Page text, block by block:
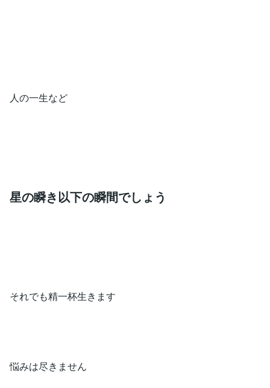
人の一生など
星の瞬き以下の瞬間でしょう
それでも精一杯生きます
悩みは尽きません